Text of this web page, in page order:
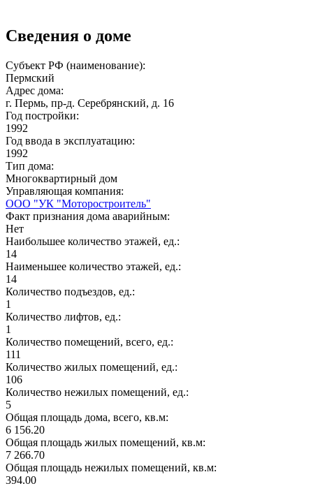
Сведения о доме
Субъект РФ (наименование):
Пермский
Адрес дома:
г. Пермь, пр-д. Серебрянский, д. 16
Год постройки:
1992
Год ввода в эксплуатацию:
1992
Тип дома:
Многоквартирный дом
Управляющая компания:
ООО "УК "Моторостроитель"
Факт признания дома аварийным:
Нет
Наибольшее количество этажей, ед.:
14
Наименьшее количество этажей, ед.:
14
Количество подъездов, ед.:
1
Количество лифтов, ед.:
1
Количество помещений, всего, ед.:
111
Количество жилых помещений, ед.:
106
Количество нежилых помещений, ед.:
5
Общая площадь дома, всего, кв.м:
6 156.20
Общая площадь жилых помещений, кв.м:
7 266.70
Общая площадь нежилых помещений, кв.м:
394.00